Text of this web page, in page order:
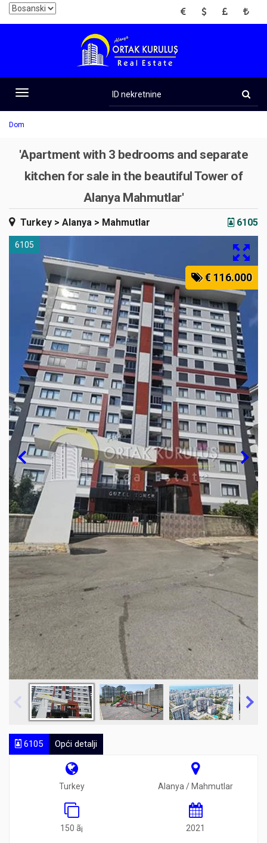
EUR USD GBP TRY
Toggle
navigation
nekretnine
Dom
'Apartment with 3 bedrooms and separate
kitchen for sale in the beautiful Tower of
Alanya Mahmutlar'
Turkey > Alanya > Mahmutlar 6105
6105
€ 116.000
6105 Opći detalji
Turkey Alanya / Mahmutlar
150 ã¡ 2021